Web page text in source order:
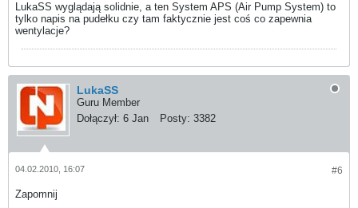
LukaSS wyglądają solidnie, a ten System APS (Air Pump System) to
tylko napis na pudełku czy tam faktycznie jest coś co zapewnia
wentylacje?
LukaSS
Guru Member
Dołączył: 6 Jan Posty: 3382
#6
04.02.2010, 16:07
Zapomnij